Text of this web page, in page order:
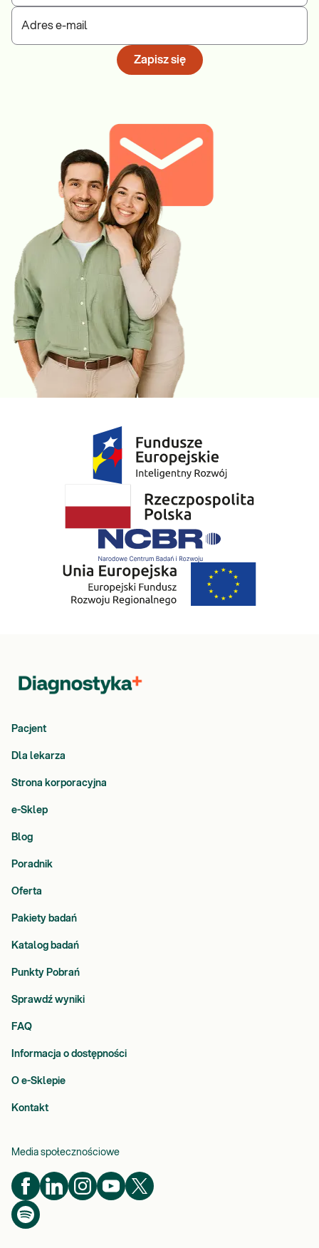
Adres e-mail
Zapisz się
Pacjent
Dla lekarza
Strona korporacyjna
e-Sklep
Blog
Poradnik
Oferta
Pakiety badań
Katalog badań
Punkty Pobrań
Sprawdź wyniki
FAQ
Informacja o dostępności
O e-Sklepie
Kontakt
Media społecznościowe